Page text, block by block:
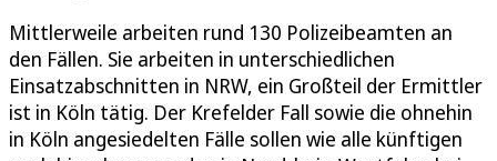
Mittlerweile arbeiten rund 130 Polizeibeamten an
den Fällen. Sie arbeiten in unterschiedlichen
Einsatzabschnitten in NRW, ein Großteil der Ermittler
ist in Köln tätig. Der Krefelder Fall sowie die ohnehin
in Köln angesiedelten Fälle sollen wie alle künftigen